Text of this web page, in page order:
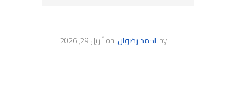
by احمد رضوان onأبريل 29, 2026